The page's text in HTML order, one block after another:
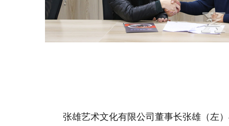
张雄艺术文化有限公司董事长张雄（左